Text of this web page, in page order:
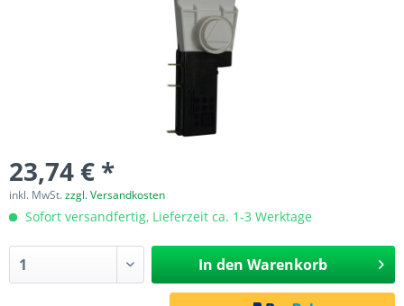
23,74 € *
inkl. MwSt.zzgl. Versandkosten
Sofort versandfertig, Lieferzeit ca. 1-3 Werktage
In den Warenkorb